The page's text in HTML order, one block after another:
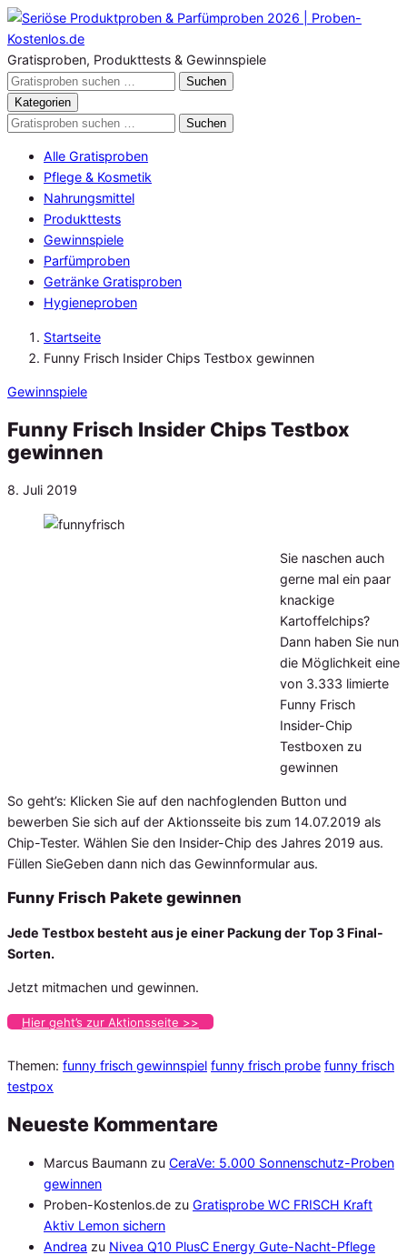
Zum
Inhalt
springen
Gratisproben, Produkttests & Gewinnspiele
Gratisproben
durchsuchen
Suchen
Kategorien
Gratisproben
Suchen
Alle Gratisproben
Pflege & Kosmetik
Nahrungsmittel
Produkttests
Gewinnspiele
Parfümproben
Getränke Gratisproben
Hygieneproben
Startseite
Funny Frisch Insider Chips Testbox gewinnen
Gewinnspiele
Funny Frisch Insider Chips Testbox
gewinnen
Veröffentlicht
8. Juli 2019
Sie naschen auch
gerne mal ein paar
knackige
Kartoffelchips?
Dann haben Sie nun
die Möglichkeit eine
von 3.333 limierte
Funny Frisch
Insider-Chip
Testboxen zu
gewinnen
So geht’s: Klicken Sie auf den nachfoglenden Button und
bewerben Sie sich auf der Aktionsseite bis zum 14.07.2019 als
Chip-Tester. Wählen Sie den Insider-Chip des Jahres 2019 aus.
Füllen SieGeben dann nich das Gewinnformular aus.
Funny Frisch Pakete gewinnen
Jede Testbox besteht aus je einer Packung der Top 3 Final-
Sorten.
Jetzt mitmachen und gewinnen.
Hier geht’s zur Aktionsseite >>
Themen: funny frisch gewinnspiel funny frisch probe funny frisch
testpox
Neueste Kommentare
Marcus Baumann zu CeraVe: 5.000 Sonnenschutz-Proben
gewinnen
Proben-Kostenlos.de zu Gratisprobe WC FRISCH Kraft
Aktiv Lemon sichern
Andrea zu Nivea Q10 PlusC Energy Gute-Nacht-Pflege